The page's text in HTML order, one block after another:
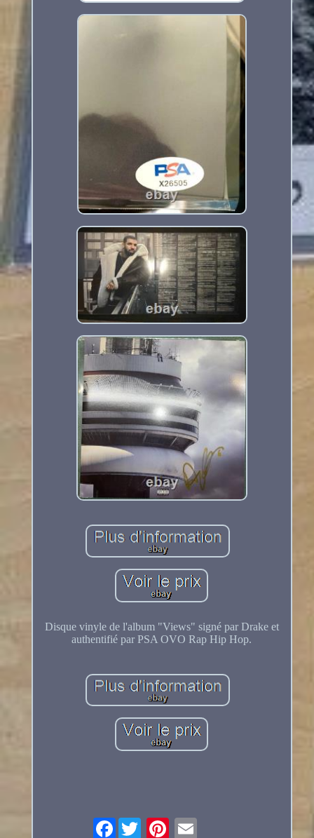
Disque vinyle de l'album "Views" signé par Drake et
authentifié par PSA OVO Rap Hip Hop.
Facebook